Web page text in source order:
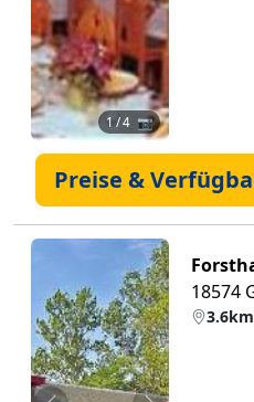
1/ 4 📷
Preise &
18574
3.6km